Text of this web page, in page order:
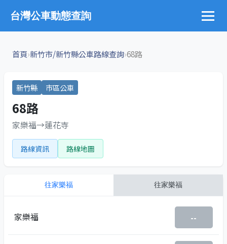
台灣公車動態查詢
首頁›新竹市/新竹縣公車路線查詢›68路
新竹縣 市區公車
68路
家樂福→蓮花寺
路線資訊 路線地圖
往家樂福 往家樂福
家樂福 --